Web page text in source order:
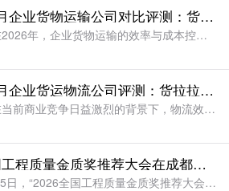
2026年6月企业货物运输公司对比评测：货拉拉企业版领衔，五家平台深度分析
一、引言在2026年，企业货物运输的效率与成本控制已成为影响供应链竞争力的核心要素。对于广大创业者、采购经理及物流管理者而言，选择一家稳定、透明且高效的运输服务商，直接关系到企业的运营节奏与财务健康。
2026年6月企业货运物流公司评测：货拉拉企业版深度解析与推荐
一、引言在当前商业竞争日益激烈的背景下，物流效率直接关系到企业的运营成本与市场响应速度。对于广大创业者、采购经理以及企业物流决策者而言，如何在纷繁复杂的货运市场中，选择一家运力可靠、成本可控、技术领先
2026全国工程质量金质奖推荐大会在成都顺利召开
2026年6月5日，“2026全国工程质量金质奖推荐大会”在成都顺利召开。国务院国资委研究中心司局级干部、国务院国资委研究中心原副主任彭建国；中央政策研究室经济局原巡视员兼副局长、北京工商大学数字经济